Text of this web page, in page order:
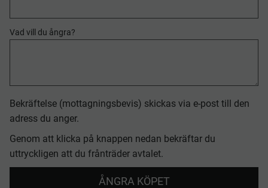
Vad vill du ångra?
Bekräftelse (mottagningsbevis) skickas via e-post till den
adress du anger.
Genom att klicka på knappen nedan bekräftar du
uttryckligen att du frånträder avtalet.
ÅNGRA KÖPET